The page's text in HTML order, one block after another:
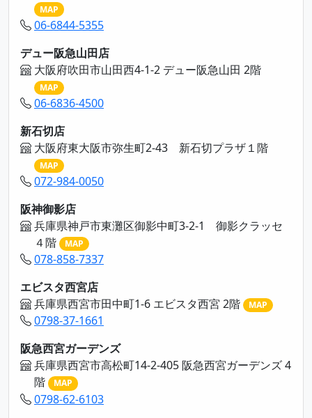
MAP
06-6844-5355
デュー阪急山田店
大阪府吹田市山田西4-1-2 デュー阪急山田 2階
MAP
06-6836-4500
新石切店
大阪府東大阪市弥生町2-43 新石切プラザ１階
MAP
072-984-0050
阪神御影店
兵庫県神戸市東灘区御影中町3-2-1 御影クラッセ
４階
MAP
078-858-7337
エビスタ西宮店
兵庫県西宮市田中町1-6 エビスタ西宮 2階
MAP
0798-37-1661
阪急西宮ガーデンズ
兵庫県西宮市高松町14-2-405 阪急西宮ガーデンズ 4
階
MAP
0798-62-6103